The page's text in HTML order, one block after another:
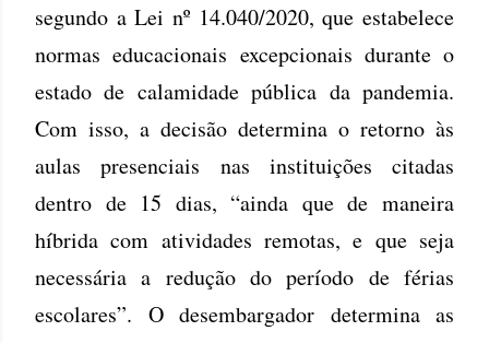
segundo a Lei nº 14.040/2020, que estabelece
normas educacionais excepcionais durante o
estado de calamidade pública da pandemia.
Com isso, a decisão determina o retorno às
aulas presenciais nas instituições citadas
dentro de 15 dias, “ainda que de maneira
híbrida com atividades remotas, e que seja
necessária a redução do período de férias
escolares”. O desembargador determina as